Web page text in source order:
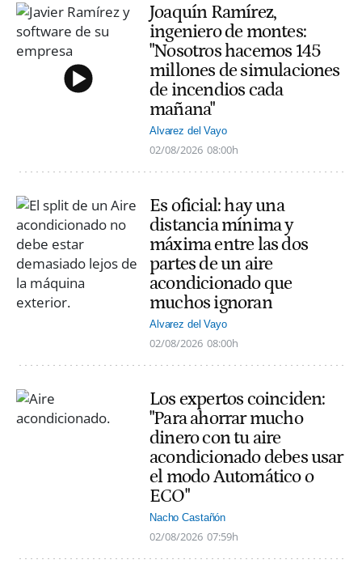
Joaquín Ramírez,
ingeniero de montes:
"Nosotros hacemos 145
millones de simulaciones
de incendios cada
mañana"
Alvarez del Vayo
02/08/2026 08:00h
Es oficial: hay una
distancia mínima y
máxima entre las dos
partes de un aire
acondicionado que
muchos ignoran
Alvarez del Vayo
02/08/2026 08:00h
Los expertos coinciden:
"Para ahorrar mucho
dinero con tu aire
acondicionado debes usar
el modo Automático o
ECO"
Nacho Castañón
02/08/2026 07:59h